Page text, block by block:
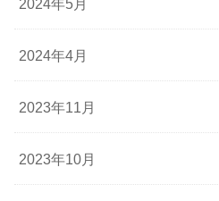
2024年5月
2024年4月
2023年11月
2023年10月